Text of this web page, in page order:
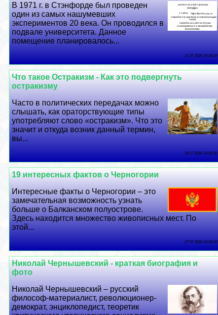
В 1971 г. в Стэнфорде был проведен
один из самых нашумевших
экспериментов 20 века. Он проводился в
подвале университета. Данное
помещение планировалось...
31 07 2026 19:38:18
Что такое Остpaкизм - Как это подвергнуть
остpaкизму
Часто в политических передачах можно
слышать, как ораторствующие типы
употрeбляют слово «остpaкизм». Что это
значит и откуда возник данный термин,
вы...
29 07 2026 14:20:56
19 интересных фактов о Черногории
Интересные факты о Черногории – это
замечательная возможность узнать
больше о Балканском полуострове.
Здесь находится множество живописных мест. По
этой...
27 07 2026 16:54:33
Николай Чернышевский - краткая биография и
фото
Николай Чернышевский – русский
философ-материалист, революционер-
демократ, энциклопедист, теоретик